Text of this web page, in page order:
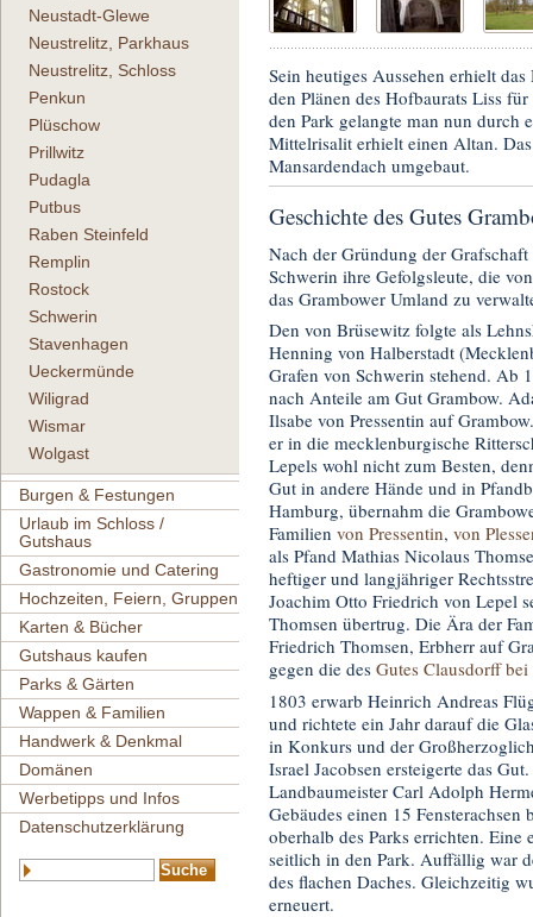
Neustadt-Glewe
Neustrelitz, Parkhaus
Neustrelitz, Schloss
Penkun
Plüschow
Prillwitz
Pudagla
Putbus
Raben Steinfeld
Remplin
Rostock
Schwerin
Stavenhagen
Ueckermünde
Wiligrad
Wismar
Wolgast
Burgen & Festungen
Urlaub im Schloss /
Gutshaus
Gastronomie und Catering
Hochzeiten, Feiern, Gruppen
Karten & Bücher
Gutshaus kaufen
Parks & Gärten
Wappen & Familien
Handwerk & Denkmal
Domänen
Werbetipps und Infos
Datenschutzerklärung
Sein heutiges Aussehen erhielt
den Plänen des Hofbaurats Liss
den Park gelangte man nun durch
Mittelrisalit erhielt einen Altan.
Mansardendach umgebaut.
Geschichte des Gutes
Nach der Gründung der
Schwerin ihre Gefolgsleute, die
das Grambower Umland zu
Den von Brüsewitz folgte als
Henning von Halberstadt
Grafen von Schwerin stehend. Ab
nach Anteile am Gut Grambow.
Ilsabe von Pressentin auf
er in die mecklenburgische
Lepels wohl nicht zum Besten,
Gut in andere Hände und in
Hamburg, übernahm die
Familien von Pressentin, von
als Pfand Mathias Nicolaus
heftiger und langjähriger
Joachim Otto Friedrich von Lepel
Thomsen übertrug. Die Ära der
Friedrich Thomsen, Erbherr auf
gegen die des Gutes Clausdorff bei
1803 erwarb Heinrich Andreas
und richtete ein Jahr darauf die
in Konkurs und der
Israel Jacobsen ersteigerte das
Landbaumeister Carl Adolph
Gebäudes einen 15
oberhalb des Parks errichten. Eine
seitlich in den Park. Auffällig war
des flachen Daches. Gleichzeitig
erneuert.